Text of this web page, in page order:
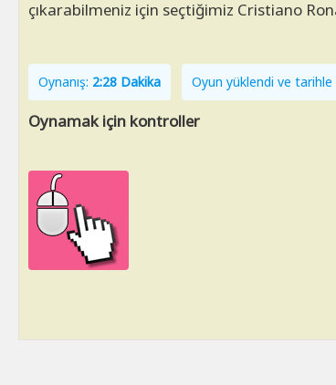
çıkarabilmeniz için seçtiğimiz Cristiano
Oynanış: 2:28 Dakika Oyun yüklendi ve
Oynamak için kontroller